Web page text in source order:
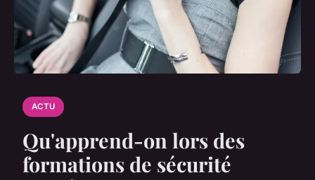
ACTU
Qu'apprend-on lors des
formations de sécurité